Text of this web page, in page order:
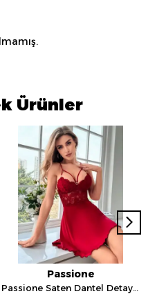
Ürünler
Passione
Passione Saten Dantel Detaylı İnce Askılı Gecelik - 2132